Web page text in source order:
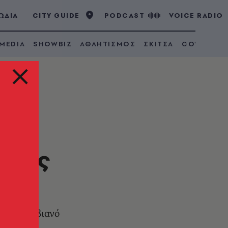
CITY GUIDE PODCAST VOICE RADIO
SHOWBIZ ΑΘΛΗΤΙΣΜΟΣ ΣΚΙΤΣΑ COVID 19
της
Περουβιανό